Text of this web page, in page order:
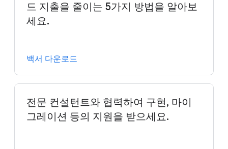
드 지출을 줄이는 5가지 방법을 알아보
세요.
백서 다운로드
전문 컨설턴트와 협력하여 구현, 마이
그레이션 등의 지원을 받으세요.